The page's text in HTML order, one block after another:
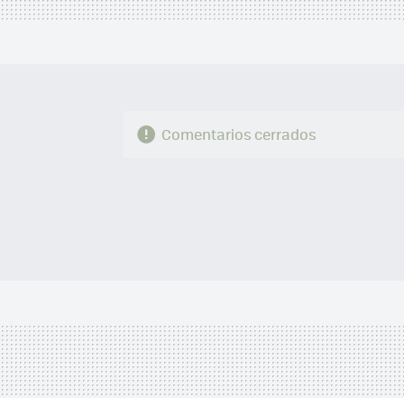
Comentarios cerrados